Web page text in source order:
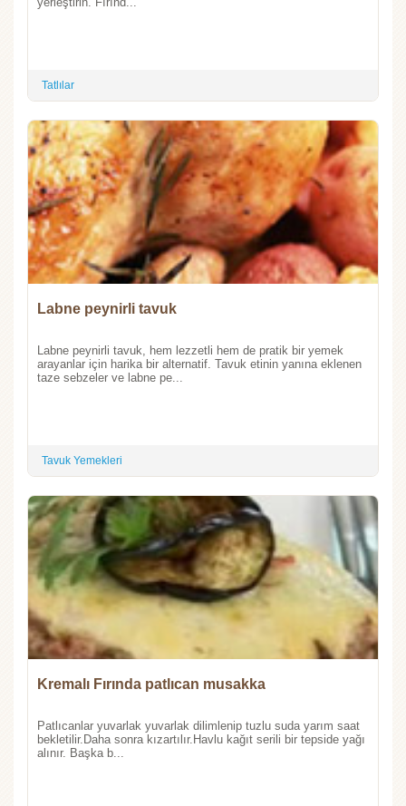
Tatlılar
Labne peynirli tavuk
Labne peynirli tavuk, hem lezzetli hem de pratik bir yemek
arayanlar için harika bir alternatif. Tavuk etinin yanına eklenen
taze sebzeler ve labne pe...
Tavuk Yemekleri
Kremalı Fırında patlıcan musakka
Patlıcanlar yuvarlak yuvarlak dilimlenip tuzlu suda yarım saat
bekletilir.Daha sonra kızartılır.Havlu kağıt serili bir tepside yağı
alınır. Başka b...